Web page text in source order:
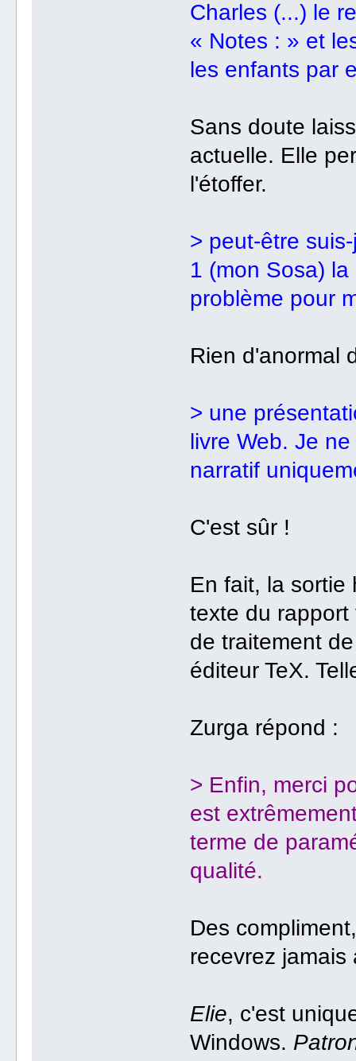
Charles (...) le
« Notes : » et
les enfants par
Sans doute
actuelle. Elle
l'étoffer.
> peut-être
1 (mon Sosa)
problème pour
Rien d'anormal
> une
livre Web. Je
narratif
C'est sûr !
En fait, la sortie
texte du
de traitement
éditeur TeX.
Zurga répond :
> Enfin, merci
est
terme de
qualité.
Des
recevrez jamais
Elie, c'est
Windows.